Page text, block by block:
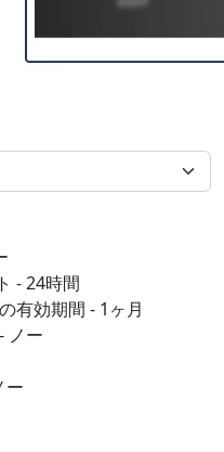
- 24時間
有効期間 - 1ヶ月
ノー
ー